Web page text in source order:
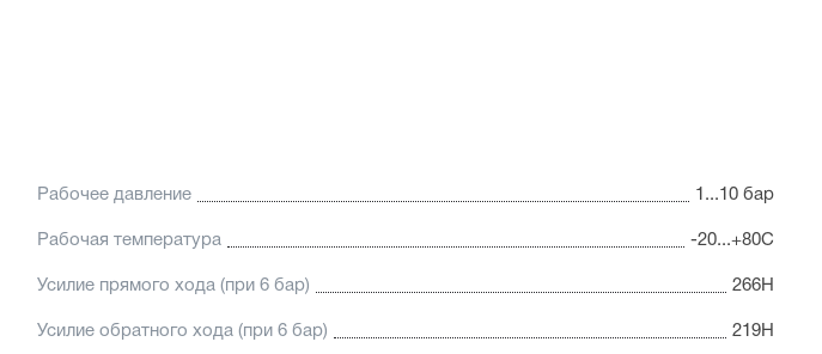
Рабочее давление 1...10 бар
Рабочая температура -20...+80С
Усилие прямого хода (при 6 бар) 266Н
Усилие обратного хода (при 6 бар) 219Н